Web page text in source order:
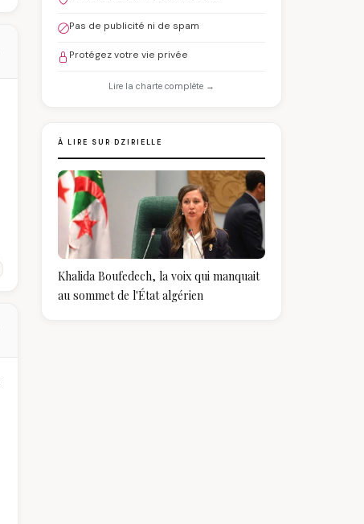
Pas de publicité ni de spam
Protégez votre vie privée
Lire la charte complète →
À LIRE SUR DZIRIELLE
Khalida Boufedech, la voix qui manquait
au sommet de l'État algérien